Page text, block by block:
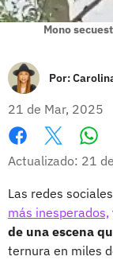
Mono
Por:
21 de Mar, 2025
Facebook
X
Actualizado: 21
Las redes
más inesperados,
de una escena
ternura en miles